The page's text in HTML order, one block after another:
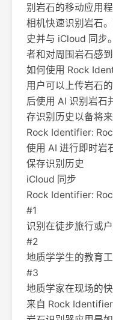
别岩石的移动应用
相机快速识别岩石
史并与 iCloud 同步
者和对周围岩石感到
如何使用 Rock
用户可以上传岩石
后使用 AI 识别岩石
存识别历史以备将来
Rock Identifier:
使用 AI 进行即时岩
保存识别历史
iCloud 同步
Rock Identifier:
#1
识别在徒步旅行或
#2
地质学学生的教育
#3
地质学家在现场的
来自 Rock